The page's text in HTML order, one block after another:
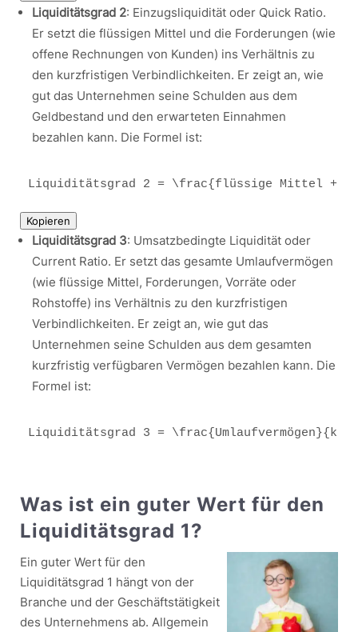
Liquiditätsgrad 2: Einzugsliquidität oder Quick Ratio.
Er setzt die flüssigen Mittel und die Forderungen (wie
offene Rechnungen von Kunden) ins Verhältnis zu
den kurzfristigen Verbindlichkeiten. Er zeigt an, wie
gut das Unternehmen seine Schulden aus dem
Geldbestand und den erwarteten Einnahmen
bezahlen kann. Die Formel ist:
Liquiditätsgrad 2 = \frac
Kopieren
Liquiditätsgrad 3: Umsatzbedingte Liquidität oder
Current Ratio. Er setzt das gesamte Umlaufvermögen
(wie flüssige Mittel, Forderungen, Vorräte oder
Rohstoffe) ins Verhältnis zu den kurzfristigen
Verbindlichkeiten. Er zeigt an, wie gut das
Unternehmen seine Schulden aus dem gesamten
kurzfristig verfügbaren Vermögen bezahlen kann. Die
Formel ist:
Liquiditätsgrad 3 = \frac
Was ist ein guter Wert für den
Liquiditätsgrad 1?
Ein guter Wert für den
Liquiditätsgrad 1 hängt von der
Branche und der Geschäftstätigkeit
des Unternehmens ab. Allgemein